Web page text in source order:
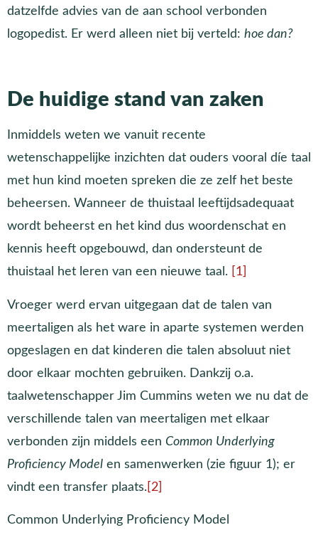
datzelfde advies van de aan school verbonden
logopedist. Er werd alleen niet bij verteld: hoe dan?
De huidige stand van zaken
Inmiddels weten we vanuit recente
wetenschappelijke inzichten dat ouders vooral díe taal
met hun kind moeten spreken die ze zelf het beste
beheersen. Wanneer de thuistaal leeftijdsadequaat
wordt beheerst en het kind dus woordenschat en
kennis heeft opgebouwd, dan ondersteunt de
thuistaal het leren van een nieuwe taal.
[1]
Vroeger werd ervan uitgegaan dat de talen van
meertaligen als het ware in aparte systemen werden
opgeslagen en dat kinderen die talen absoluut niet
door elkaar mochten gebruiken. Dankzij o.a.
taalwetenschapper Jim Cummins weten we nu dat de
verschillende talen van meertaligen met elkaar
verbonden zijn middels een Common Underlying
Proficiency Model en samenwerken (zie figuur 1); er
vindt een transfer plaats. [2]
Common Underlying Proficiency Model